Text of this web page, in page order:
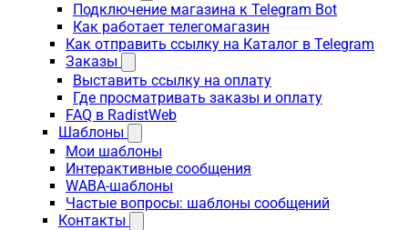
Подключение магазина к Telegram Bot
Как работает телегомагазин
Как отправить ссылку на Каталог в Telegram
Заказы
Выставить ссылку на оплату
Где просматривать заказы и оплату
FAQ в RadistWeb
Шаблоны
Мои шаблоны
Интерактивные сообщения
WABA-шаблоны
Частые вопросы: шаблоны сообщений
Контакты